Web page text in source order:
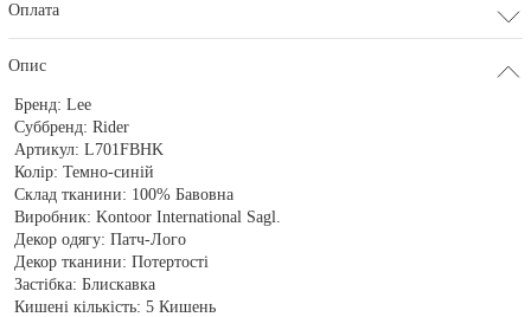
Оплата
Опис
Бренд:Lee
Суббренд:Rider
Артикул:L701FBHK
Колір:Темно-синій
Склад тканини: 100% Бавовна
Виробник:Kontoor International Sagl.
Декор одягу:Патч-Лого
Декор тканини:Потертості
Застібка:Блискавка
Кишені кількість:5 Кишень